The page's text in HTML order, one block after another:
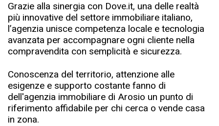
Grazie alla sinergia con Dove.it, una delle realtà
più innovative del settore immobiliare italiano,
l’agenzia unisce competenza locale e tecnologia
avanzata per accompagnare ogni cliente nella
compravendita con semplicità e sicurezza.
Conoscenza del territorio, attenzione alle
esigenze e supporto costante fanno di
dell'agenzia immobiliare di Arosio un punto di
riferimento affidabile per chi cerca o vende casa
in zona.